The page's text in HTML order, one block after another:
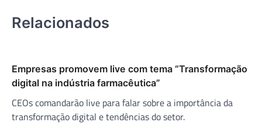
Relacionados
Empresas promovem live com tema “Transformação
digital na indústria farmacêutica”
CEOs comandarão live para falar sobre a importância da
transformação digital e tendências do setor.